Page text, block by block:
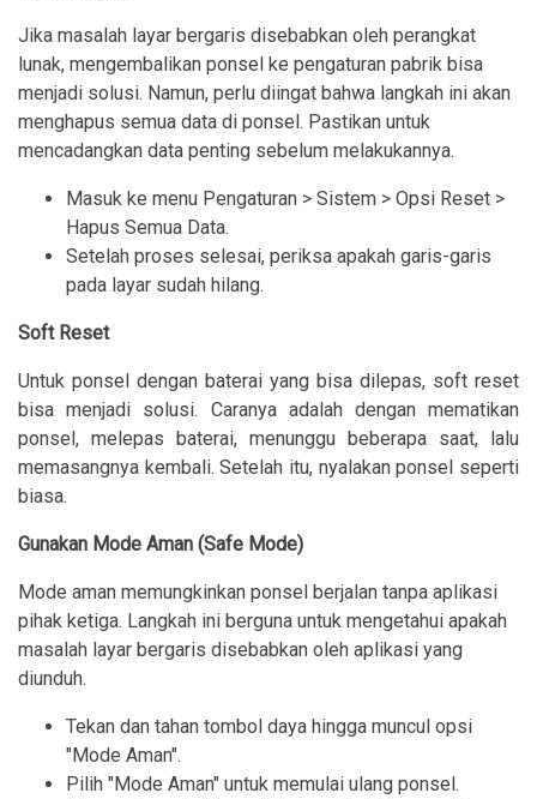
Jika masalah layar bergaris disebabkan oleh perangkat
lunak, mengembalikan ponsel ke pengaturan pabrik bisa
menjadi solusi. Namun, perlu diingat bahwa langkah ini akan
menghapus semua data di ponsel. Pastikan untuk
mencadangkan data penting sebelum melakukannya.
Masuk ke menu Pengaturan > Sistem > Opsi Reset >
Hapus Semua Data.
Setelah proses selesai, periksa apakah garis-garis
pada layar sudah hilang.
Soft Reset
Untuk ponsel dengan baterai yang bisa dilepas, soft reset
bisa menjadi solusi. Caranya adalah dengan mematikan
ponsel, melepas baterai, menunggu beberapa saat, lalu
memasangnya kembali. Setelah itu, nyalakan ponsel seperti
biasa.
Gunakan Mode Aman (Safe Mode)
Mode aman memungkinkan ponsel berjalan tanpa aplikasi
pihak ketiga. Langkah ini berguna untuk mengetahui apakah
masalah layar bergaris disebabkan oleh aplikasi yang
diunduh.
Tekan dan tahan tombol daya hingga muncul opsi
"Mode Aman".
Pilih "Mode Aman" untuk memulai ulang ponsel.